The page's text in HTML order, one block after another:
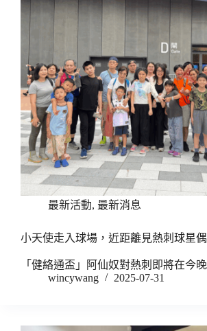
最新活動, 最新消息
小天使走入球場，近距離見熱刺球星
「健絡通盃」阿仙奴對熱刺即將在今
wincywang
2025-07-31